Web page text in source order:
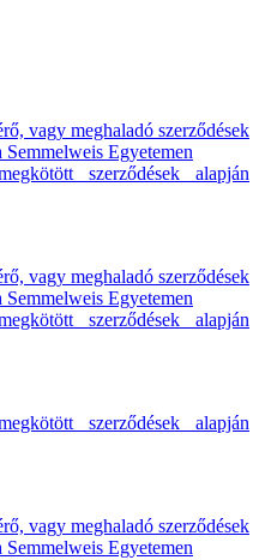
vagy meghaladó szerződések
Egyetemen
szerződések alapján
vagy meghaladó szerződések
Egyetemen
szerződések alapján
szerződések alapján
vagy meghaladó szerződések
Egyetemen